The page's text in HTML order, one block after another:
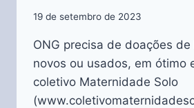
19 de setembro de 2023
ONG precisa de doações
novos ou usados, em
coletivo Maternidade Solo